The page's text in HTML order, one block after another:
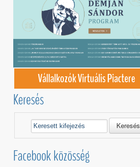
Vállalkozók Virtuális Piactere
Keresés
Keresés
Facebook közösség